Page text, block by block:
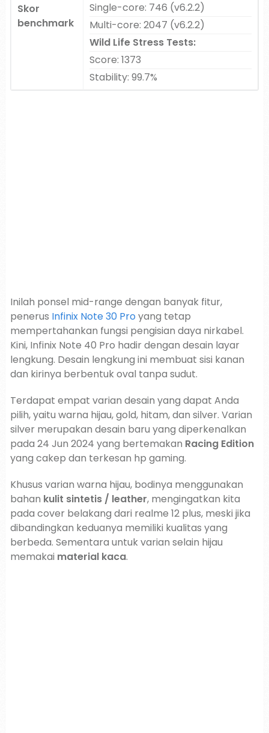
Skor
benchmark
Single-core: 746 (v6.2.2)
Multi-core: 2047 (v6.2.2)
Wild Life Stress Tests:
Score: 1373
Stability: 99.7%
Inilah ponsel mid-range dengan banyak fitur,
penerus Infinix Note 30 Pro yang tetap
mempertahankan fungsi pengisian daya nirkabel.
Kini, Infinix Note 40 Pro hadir dengan desain layar
lengkung. Desain lengkung ini membuat sisi kanan
dan kirinya berbentuk oval tanpa sudut.
Terdapat empat varian desain yang dapat Anda
pilih, yaitu warna hijau, gold, hitam, dan silver. Varian
silver merupakan desain baru yang diperkenalkan
pada 24 Jun 2024 yang bertemakan Racing Edition
yang cakep dan terkesan hp gaming.
Khusus varian warna hijau, bodinya menggunakan
bahan kulit sintetis / leather, mengingatkan kita
pada cover belakang dari realme 12 plus, meski jika
dibandingkan keduanya memiliki kualitas yang
berbeda. Sementara untuk varian selain hijau
memakai material kaca.